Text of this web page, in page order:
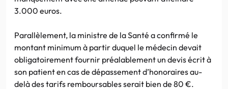
3.000 euros.
Parallèlement, la ministre de la Santé a confirmé le
montant minimum à partir duquel le médecin devait
obligatoirement fournir préalablement un devis écrit à
son patient en cas de dépassement d’honoraires au-
delà des tarifs remboursables serait bien de 80 €.